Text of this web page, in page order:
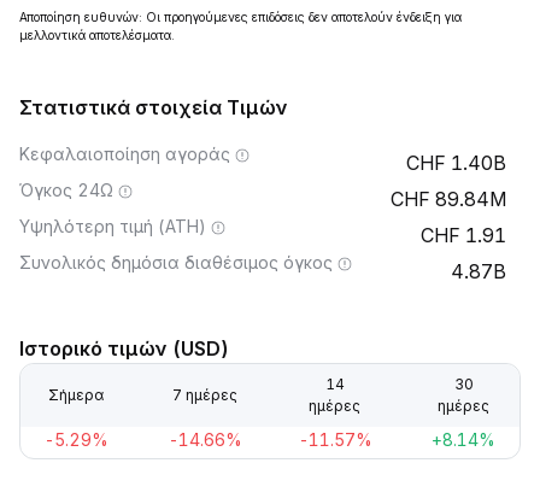
Αποποίηση ευθυνών: Οι προηγούμενες επιδόσεις δεν αποτελούν ένδειξη για
μελλοντικά αποτελέσματα.
Στατιστικά στοιχεία Τιμών
Κεφαλαιοποίηση αγοράς 1.40B
Όγκος 24Ω 89.84M
Υψηλότερη τιμή (ATH) 1.91
Συνολικός δημόσια διαθέσιμος όγκος 4.87B
Ιστορικό τιμών (USD)
Σήμερα 7 ημέρες
14
ημέρες
30
ημέρες
-5.29% -14.66% -11.57% +8.14%